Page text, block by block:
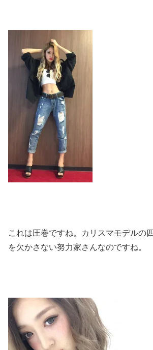
これは圧巻ですね。カリスマモデルの
を欠かさない努力家さんなのですね。